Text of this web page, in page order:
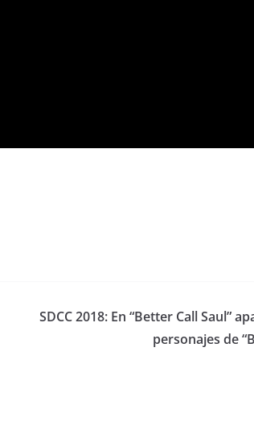
SDCC 2018: En “Better Call Saul”
personajes de